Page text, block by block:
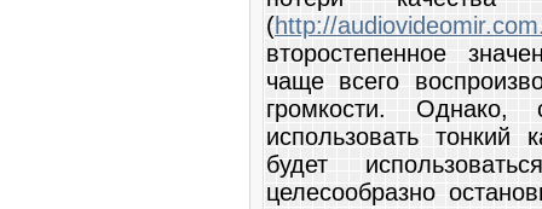
(http://
второстепенное
чаще всего
громкости. Однако,
использовать тонкий
будет
целесообразно